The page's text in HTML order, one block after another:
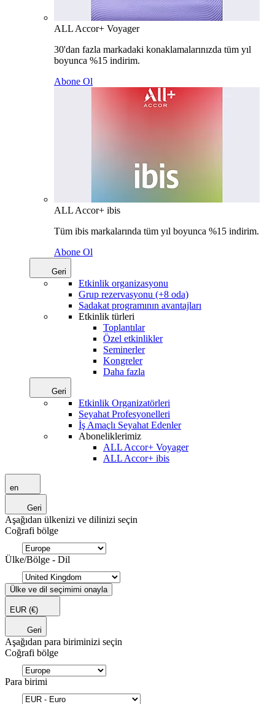
ALL Accor+ Voyager
30'dan fazla markadaki konaklamalarınızda tüm yıl
boyunca %15 indirim.
Abone Ol
ALL Accor+ ibis
Tüm ibis markalarında tüm yıl boyunca %15 indirim.
Abone Ol
Geri
Etkinlik organizasyonu
Grup rezervasyonu (+8 oda)
Sadakat programının avantajları
Etkinlik türleri
Toplantılar
Özel etkinlikler
Seminerler
Kongreler
Daha fazla
Geri
Etkinlik Organizatörleri
Seyahat Profesyonelleri
İş Amaçlı Seyahat Edenler
Aboneliklerimiz
ALL Accor+ Voyager
ALL Accor+ ibis
en
Geri
Aşağıdan ülkenizi ve dilinizi seçin
Coğrafi bölge
Ülke/Bölge - Dil
Ülke ve dil seçimimi onayla
EUR (€)
Geri
Aşağıdan para biriminizi seçin
Coğrafi bölge
Para birimi